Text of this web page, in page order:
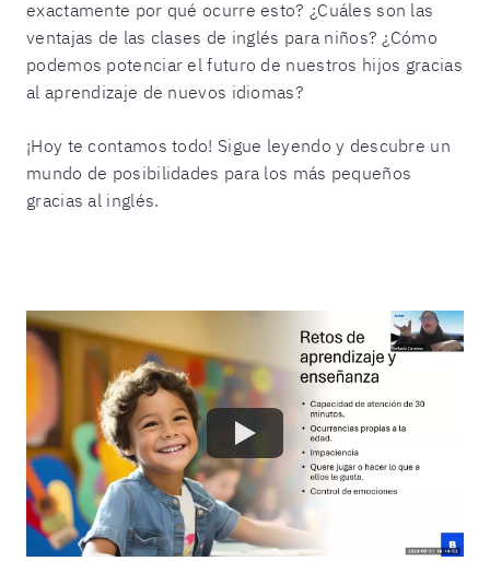
exactamente por qué ocurre esto? ¿Cuáles son las
ventajas de las clases de inglés para niños? ¿Cómo
podemos potenciar el futuro de nuestros hijos gracias
al aprendizaje de nuevos idiomas?
¡Hoy te contamos todo! Sigue leyendo y descubre un
mundo de posibilidades para los más pequeños
gracias al inglés.